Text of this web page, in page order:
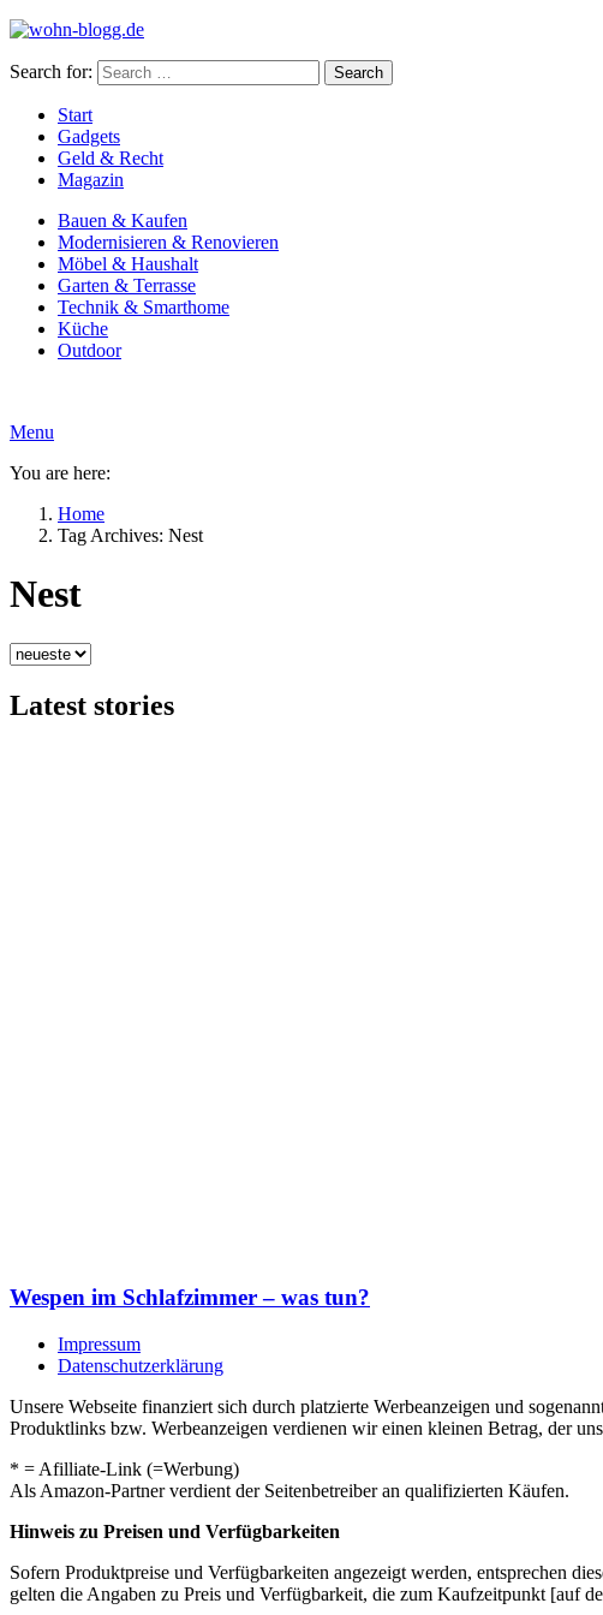
Search for: Search
Start
Gadgets
Geld & Recht
Magazin
Bauen & Kaufen
Modernisieren & Renovieren
Möbel & Haushalt
Garten & Terrasse
Technik & Smarthome
Küche
Outdoor
Menu
You are here:
Home
Tag Archives: Nest
Nest
Latest stories
Wespen im Schlafzimmer – was tun?
Impressum
Datenschutzerklärung
Unsere Webseite finanziert sich durch platzierte Werbeanzeigen und
Produktlinks bzw. Werbeanzeigen verdienen wir einen kleinen Betrag, der
* = Afilliate-Link (=Werbung)
Als Amazon-Partner verdient der Seitenbetreiber an qualifizierten Käufen.
Hinweis zu Preisen und Verfügbarkeiten
Sofern Produktpreise und Verfügbarkeiten angezeigt werden, entsprechen
gelten die Angaben zu Preis und Verfügbarkeit, die zum Kaufzeitpunkt [auf